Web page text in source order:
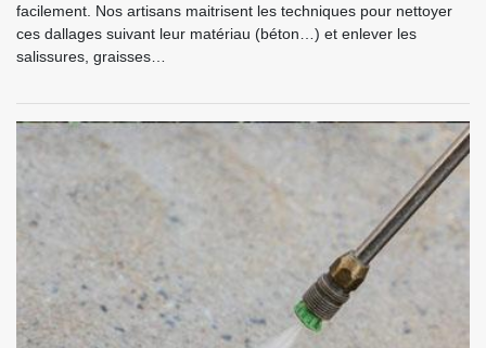
facilement. Nos artisans maitrisent les techniques pour nettoyer
ces dallages suivant leur matériau (béton…) et enlever les
salissures, graisses…